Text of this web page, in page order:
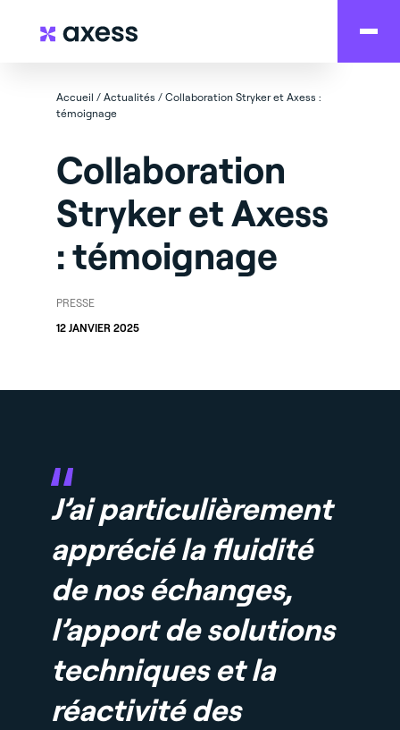
Accueil / Actualités / Collaboration Stryker et Axess :
témoignage
Collaboration
Stryker et Axess
: témoignage
PRESSE
12 JANVIER 2025
J’ai particulièrement
apprécié la fluidité
de nos échanges,
l’apport de solutions
techniques et la
réactivité des